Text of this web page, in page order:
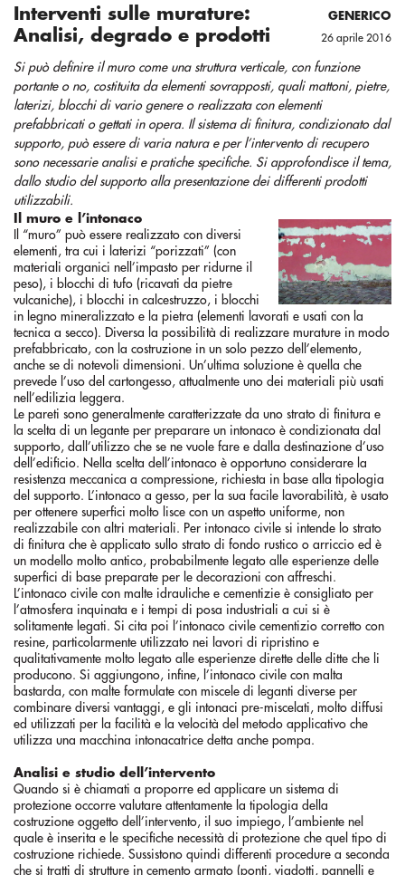
GENERICO
26 aprile 2016
Interventi sulle murature:
Analisi, degrado e prodotti
Si può definire il muro come una struttura verticale, con funzione
portante o no, costituita da elementi sovrapposti, quali mattoni, pietre,
laterizi, blocchi di vario genere o realizzata con elementi
prefabbricati o gettati in opera. Il sistema di finitura, condizionato dal
supporto, può essere di varia natura e per l’intervento di recupero
sono necessarie analisi e pratiche specifiche. Si approfondisce il tema,
dallo studio del supporto alla presentazione dei differenti prodotti
utilizzabili.
Il muro e l’intonaco
Il “muro” può essere realizzato con diversi
elementi, tra cui i laterizi “porizzati” (con
materiali organici nell’impasto per ridurne il
peso), i blocchi di tufo (ricavati da pietre
vulcaniche), i blocchi in calcestruzzo, i blocchi
in legno mineralizzato e la pietra (elementi lavorati e usati con la
tecnica a secco). Diversa la possibilità di realizzare murature in modo
prefabbricato, con la costruzione in un solo pezzo dell’elemento,
anche se di notevoli dimensioni. Un’ultima soluzione è quella che
prevede l’uso del cartongesso, attualmente uno dei materiali più usati
nell’edilizia leggera.
Le pareti sono generalmente caratterizzate da uno strato di finitura e
la scelta di un legante per preparare un intonaco è condizionata dal
supporto, dall’utilizzo che se ne vuole fare e dalla destinazione d’uso
dell’edificio. Nella scelta dell’intonaco è opportuno considerare la
resistenza meccanica a compressione, richiesta in base alla tipologia
del supporto. L’intonaco a gesso, per la sua facile lavorabilità, è usato
per ottenere superfici molto lisce con un aspetto uniforme, non
realizzabile con altri materiali. Per intonaco civile si intende lo strato
di finitura che è applicato sullo strato di fondo rustico o arriccio ed è
un modello molto antico, probabilmente legato alle esperienze delle
superfici di base preparate per le decorazioni con affreschi.
L’intonaco civile con malte idrauliche e cementizie è consigliato per
l’atmosfera inquinata e i tempi di posa industriali a cui si è
solitamente legati. Si cita poi l’intonaco civile cementizio corretto con
resine, particolarmente utilizzato nei lavori di ripristino e
qualitativamente molto legato alle esperienze dirette delle ditte che li
producono. Si aggiungono, infine, l’intonaco civile con malta
bastarda, con malte formulate con miscele di leganti diverse per
combinare diversi vantaggi, e gli intonaci pre-miscelati, molto diffusi
ed utilizzati per la facilità e la velocità del metodo applicativo che
utilizza una macchina intonacatrice detta anche pompa.
Analisi e studio dell’intervento
Quando si è chiamati a proporre ed applicare un sistema di
protezione occorre valutare attentamente la tipologia della
costruzione oggetto dell’intervento, il suo impiego, l’ambiente nel
quale è inserita e le specifiche necessità di protezione che quel tipo di
costruzione richiede. Sussistono quindi differenti procedure a seconda
che si tratti di strutture in cemento armato (ponti, viadotti, pannelli e